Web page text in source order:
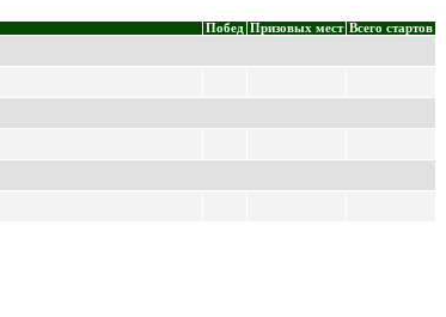
Побед Призовых мест Всего стартов